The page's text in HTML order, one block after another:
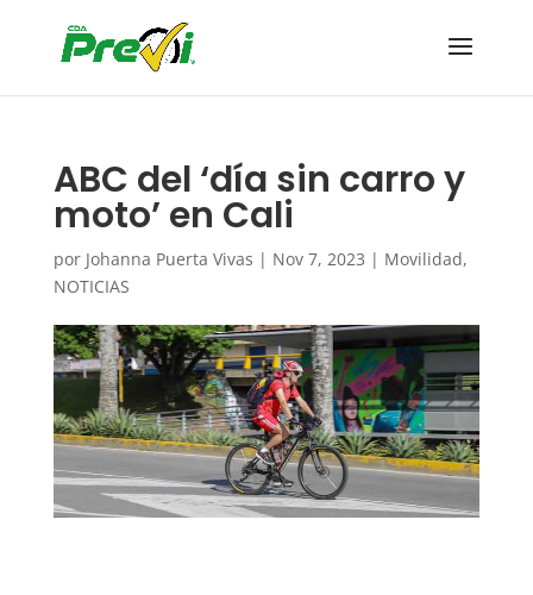
ABC del ‘día sin carro y
moto’ en Cali
por Johanna Puerta Vivas | Nov 7, 2023 | Movilidad,
NOTICIAS